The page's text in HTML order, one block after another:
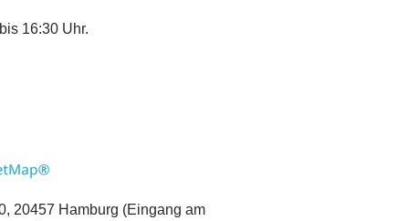
16:30 Uhr.
20457 Hamburg (Eingang am